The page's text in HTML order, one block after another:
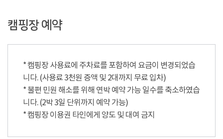
캠핑장 예약
* 캠핑장 사용료에 주차료를 포함하여 요금이 변경되었습
니다. (사용료 3천원 증액 및 2대까지 무료 입차)
* 불편 민원 해소를 위해 연박 예약 가능 일수를 축소하였습
니다. (2박 3일 단위까지 예약 가능)
* 캠핑장 이용권 타인에게 양도 및 대여 금지